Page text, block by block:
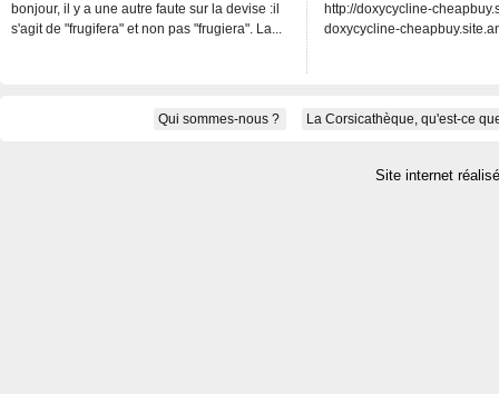
bonjour, il y a une autre faute sur la devise :il
s'agit de "frugifera" et non pas "frugiera". La...
http://doxycycline-
doxycycline-
Qui sommes-nous ? La Corsicathèque, qu'est-ce
Site internet